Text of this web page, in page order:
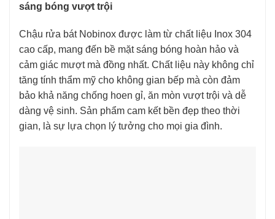
sáng bóng vượt trội
Chậu rửa bát Nobinox được làm từ chất liệu Inox 304
cao cấp, mang đến bề mặt sáng bóng hoàn hảo và
cảm giác mượt mà đồng nhất. Chất liệu này không chỉ
tăng tính thẩm mỹ cho không gian bếp mà còn đảm
bảo khả năng chống hoen gỉ, ăn mòn vượt trội và dễ
dàng vệ sinh. Sản phẩm cam kết bền đẹp theo thời
gian, là sự lựa chọn lý tưởng cho mọi gia đình.